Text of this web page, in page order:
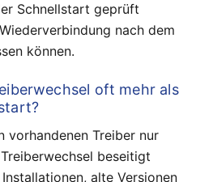
Schnellstart geprüft
nach dem
können.
oft mehr als
vorhandenen Treiber nur
beseitigt
alte Versionen